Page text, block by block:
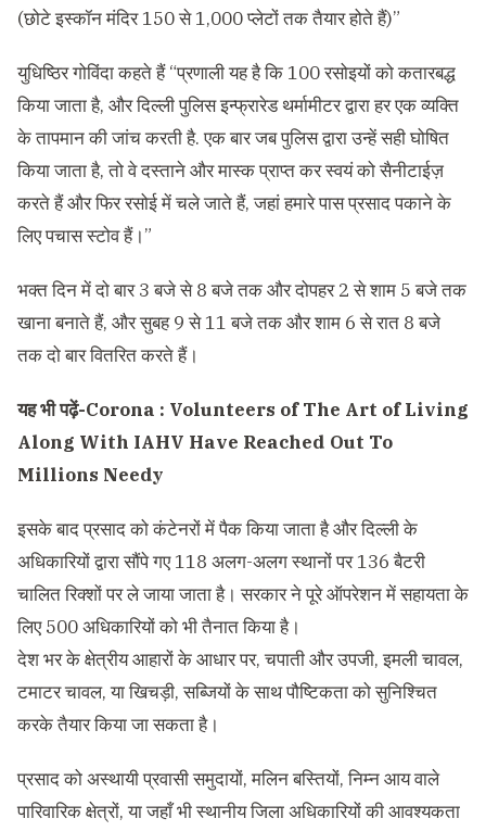
(छोटे इस्कॉन मंदिर 150 से 1,000 प्लेटों तक तैयार होते हैं)”
युधिष्ठिर गोविंदा कहते हैं “प्रणाली यह है कि 100 रसोइयों को कतारबद्ध
किया जाता है, और दिल्ली पुलिस इन्फ्रारेड थर्मामीटर द्वारा हर एक व्यक्ति
के तापमान की जांच करती है. एक बार जब पुलिस द्वारा उन्हें सही घोषित
किया जाता है, तो वे दस्ताने और मास्क प्राप्त कर स्वयं को सैनीटाईज़
करते हैं और फिर रसोई में चले जाते हैं, जहां हमारे पास प्रसाद पकाने के
लिए पचास स्टोव हैं।”
भक्त दिन में दो बार 3 बजे से 8 बजे तक और दोपहर 2 से शाम 5 बजे तक
खाना बनाते हैं, और सुबह 9 से 11 बजे तक और शाम 6 से रात 8 बजे
तक दो बार वितरित करते हैं।
यह भी पढ़ें-Corona : Volunteers of The Art of Living
Along With IAHV Have Reached Out To
Millions Needy
इसके बाद प्रसाद को कंटेनरों में पैक किया जाता है और दिल्ली के
अधिकारियों द्वारा सौंपे गए 118 अलग-अलग स्थानों पर 136 बैटरी
चालित रिक्शों पर ले जाया जाता है। सरकार ने पूरे ऑपरेशन में सहायता के
लिए 500 अधिकारियों को भी तैनात किया है।
देश भर के क्षेत्रीय आहारों के आधार पर, चपाती और उपजी, इमली चावल,
टमाटर चावल, या खिचड़ी, सब्जियों के साथ पौष्टिकता को सुनिश्चित
करके तैयार किया जा सकता है।
प्रसाद को अस्थायी प्रवासी समुदायों, मलिन बस्तियों, निम्न आय वाले
पारिवारिक क्षेत्रों, या जहाँ भी स्थानीय जिला अधिकारियों की आवश्यकता